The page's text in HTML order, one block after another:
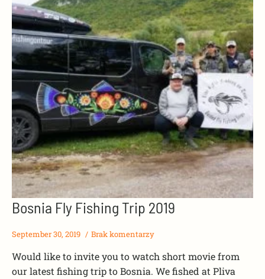
Bosnia Fly Fishing Trip 2019
September 30, 2019 Brak komentarzy
Would like to invite you to watch short movie from
our latest fishing trip to Bosnia. We fished at Pliva